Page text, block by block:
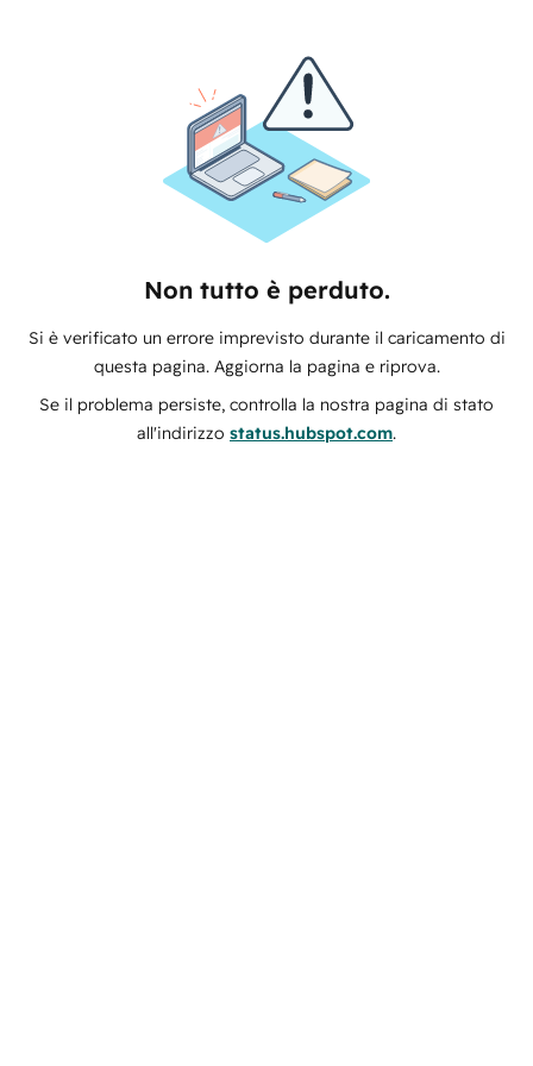
Non tutto è perduto.
Si è verificato un errore imprevisto durante il caricamento di
questa pagina. Aggiorna la pagina e riprova.
Se il problema persiste, controlla la nostra pagina di stato
all'indirizzo status.hubspot.com.